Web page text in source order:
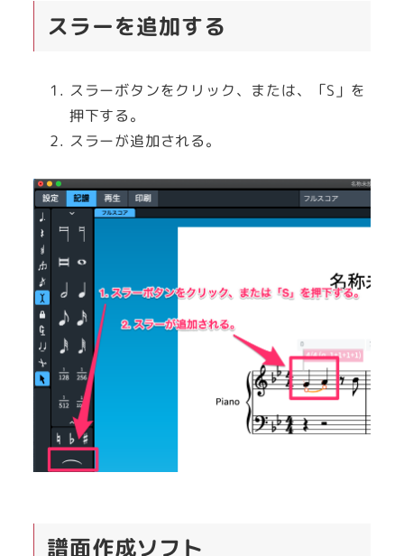
スラーを追加する
スラーボタンをクリック、または、「S」を
押下する。
スラーが追加される。
譜面作成ソフト